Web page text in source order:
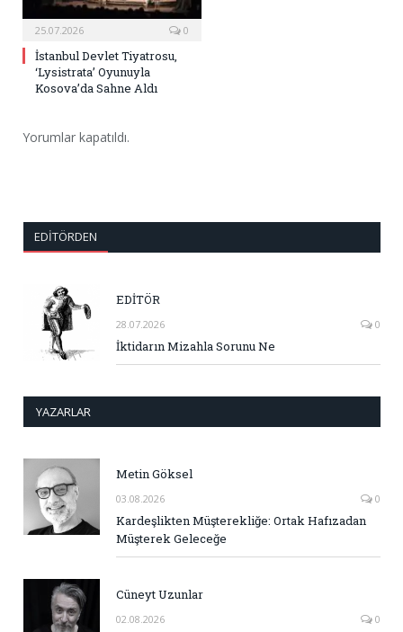
25.07.2026 0
İstanbul Devlet Tiyatrosu,
‘Lysistrata’ Oyunuyla
Kosova’da Sahne Aldı
Yorumlar kapatıldı.
EDITÖRDEN
EDİTÖR
28.07.2026 0
İktidarın Mizahla Sorunu Ne
YAZARLAR
Metin Göksel
03.08.2026 0
Kardeşlikten Müşterekliğe: Ortak Hafızadan
Müşterek Geleceğe
Cüneyt Uzunlar
02.08.2026 0